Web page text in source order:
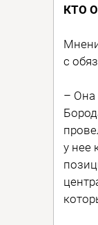
КТО
с
– Она
у нее